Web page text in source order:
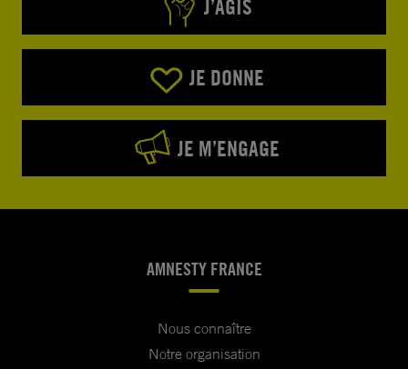
J’AGIS
JE DONNE
JE M’ENGAGE
AMNESTY FRANCE
Nous connaître
Notre organisation